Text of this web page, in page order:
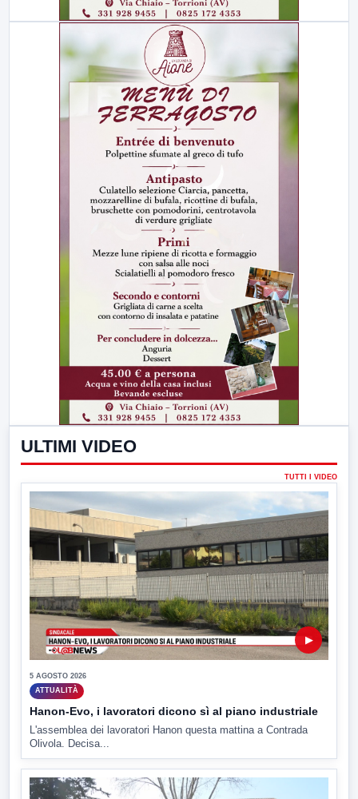
ULTIMI VIDEO
TUTTI I VIDEO
▶
5 AGOSTO 2026
ATTUALITÀ
Hanon-Evo, i lavoratori dicono sì al piano industriale
L'assemblea dei lavoratori Hanon questa mattina a Contrada
Olivola. Decisa...